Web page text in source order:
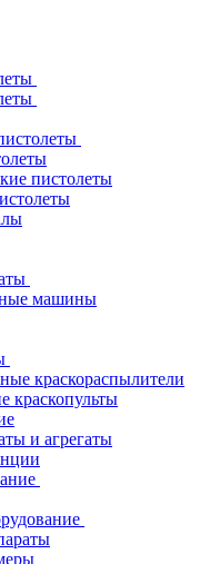
пистолеты
машины
краскораспылители
краскопульты
и агрегаты